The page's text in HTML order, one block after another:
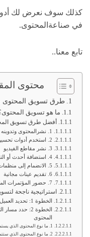
كذلك سوف نعرض لك
في صناعةالمحتوى.
تابع معنا..
محتوى
طرق تسويق المحتوى مجاناً: 9 أدوات ذكاء
ما هو تسويق
أفضل طرق تسويق
1. نشرالمحتوى وتدوينه
2. استخدم أدوات تحسين محركات البحث المجانية
3. نشر مقاطع الفيديو
4. استضافة أحدث أو التطوع فيها
5. الانضمام إلى منظمات مهنية
6. تقديم عينات مجانية
7. حضور المؤتمرات المتعلقة في مجال عملك
استراتيجية ناجحة
الخطوة 1: تحديد العميل المستهدف المثالي
الخطوة 2: حدد
المحتوى
1. ما نوع المحتوى الذي يستمتع عملاؤك باستهلاكه بالفعل؟
2. ما نوع المحتوى الذي ستتمكن من إنتاجه باستمرار؟